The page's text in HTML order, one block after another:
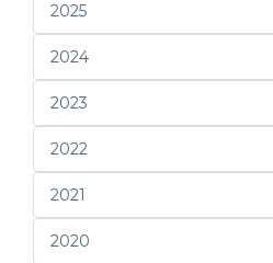
2025
2024
2023
2022
2021
2020